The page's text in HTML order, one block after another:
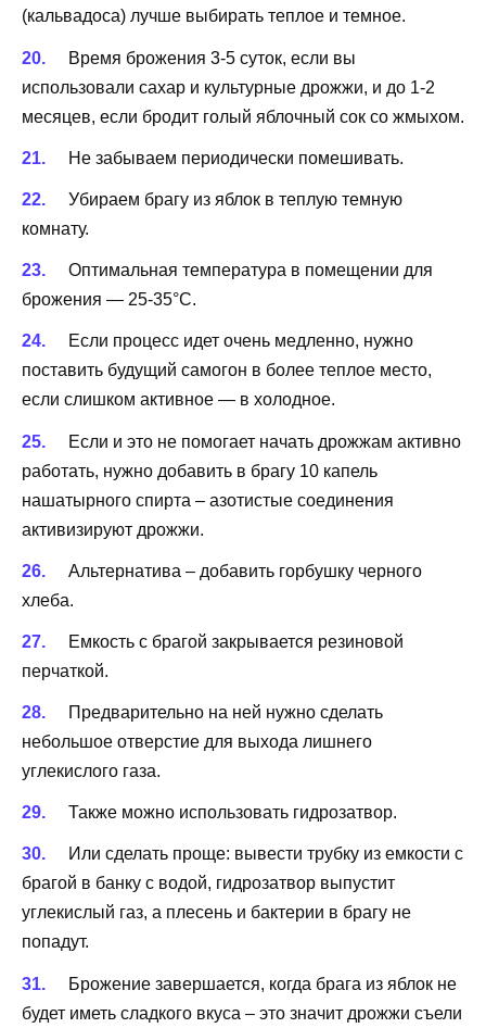
(кальвадоса) лучше выбирать теплое и темное.
Время брожения 3-5 суток, если вы
использовали сахар и культурные дрожжи, и до 1-2
месяцев, если бродит голый яблочный сок со жмыхом.
Не забываем периодически помешивать.
Убираем брагу из яблок в теплую темную
комнату.
Оптимальная температура в помещении для
брожения — 25-35°С.
Если процесс идет очень медленно, нужно
поставить будущий самогон в более теплое место,
если слишком активное — в холодное.
Если и это не помогает начать дрожжам активно
работать, нужно добавить в брагу 10 капель
нашатырного спирта – азотистые соединения
активизируют дрожжи.
Альтернатива – добавить горбушку черного
хлеба.
Емкость с брагой закрывается резиновой
перчаткой.
Предварительно на ней нужно сделать
небольшое отверстие для выхода лишнего
углекислого газа.
Также можно использовать гидрозатвор.
Или сделать проще: вывести трубку из емкости с
брагой в банку с водой, гидрозатвор выпустит
углекислый газ, а плесень и бактерии в брагу не
попадут.
Брожение завершается, когда брага из яблок не
будет иметь сладкого вкуса – это значит дрожжи съели